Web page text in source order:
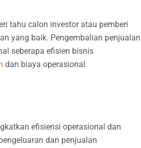
tahu calon investor atau pemberi
yang baik. Pengembalian penjualan
seberapa efisien bisnis
dan biaya operasional.
efisiensi operasional dan
dan penjualan